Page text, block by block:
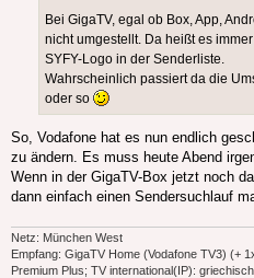
Bei GigaTV, egal ob Box, App,
nicht umgestellt. Da heißt es
SYFY-Logo in der Senderliste.
Wahrscheinlich passiert da die
oder so
So, Vodafone hat es nun endlich
zu ändern. Es muss heute Abend
Wenn in der GigaTV-Box jetzt noch
dann einfach einen Sendersuchlauf
Netz: München West
Empfang: GigaTV Home (Vodafone TV3) (+
Premium Plus; TV international(IP):